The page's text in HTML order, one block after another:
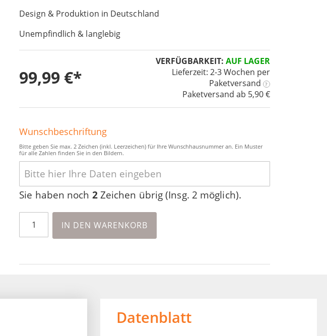
Design & Produktion in Deutschland
Unempfindlich & langlebig
VERFÜGBARKEIT: AUF LAGER
Lieferzeit: 2-3 Wochen per
Paketversand
?
Paketversand ab 5,90 €
99,99 €
Wunschbeschriftung
Bitte geben Sie max. 2 Zeichen (inkl. Leerzeichen) für Ihre Wunschhausnummer an. Ein Muster
für alle Zahlen finden Sie in den Bildern.
Sie haben noch 2Zeichen übrig (Insg. 2 möglich).
IN DEN WARENKORB
Datenblatt